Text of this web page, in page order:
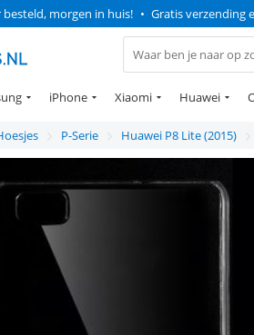
morgen in huis! • Gratis verzending
iPhone Xiaomi Huawei
P-Serie Huawei P8 Lite (2015)